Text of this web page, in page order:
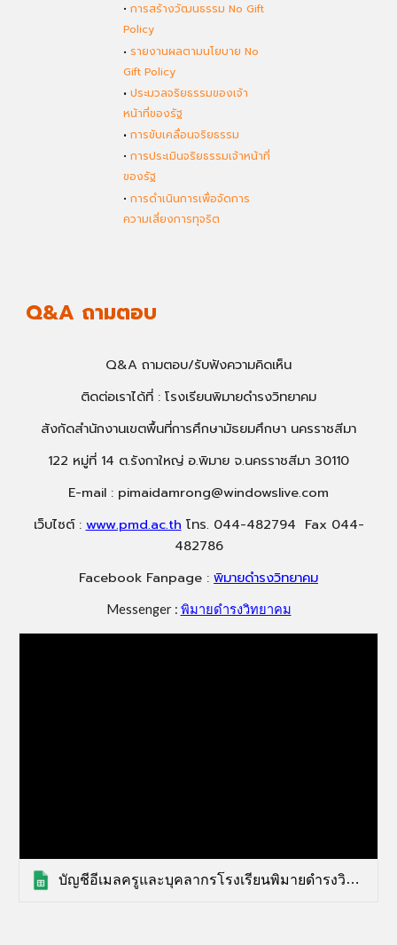
• การสร้างวัฒนธรรม No Gift
Policy
• รายงานผลตามนโยบาย No
Gift Policy
• ประมวลจริยธรรมของเจ้า
หน้าที่ของรัฐ
• การขับเคลื่อนจริยธรรม
• การประเมินจริยธรรมเจ้าหน้าที่
ของรัฐ
• การดำเนินการเพื่อจัดการ
ความเสี่ยงการทุจริต
Q&A ถามตอบ
Q&A ถามตอบ/รับฟังความคิดเห็น
ติดต่อเราได้ที่ : โรงเรียนพิมายดำรงวิทยาคม
สังกัดสำนักงานเขตพื้นที่การศึกษามัธยมศึกษา นครราชสีมา
122 หมู่ที่ 14 ต.รังกาใหญ่ อ.พิมาย จ.นครราชสีมา 30110
E-mail : pimaidamrong@windowslive.com
เว็บไซต์ : www.pmd.ac.th โทร. 044-482794 Fax 044-
482786
Facebook Fanpage : พิมายดำรงวิทยาคม
Messenger : พิมายดำรงวิทยาคม
บัญชีอีเมลครูและบุคลากรโรงเรียนพิมายดำรงวิทยาคม_ปีการศึกษา 2565